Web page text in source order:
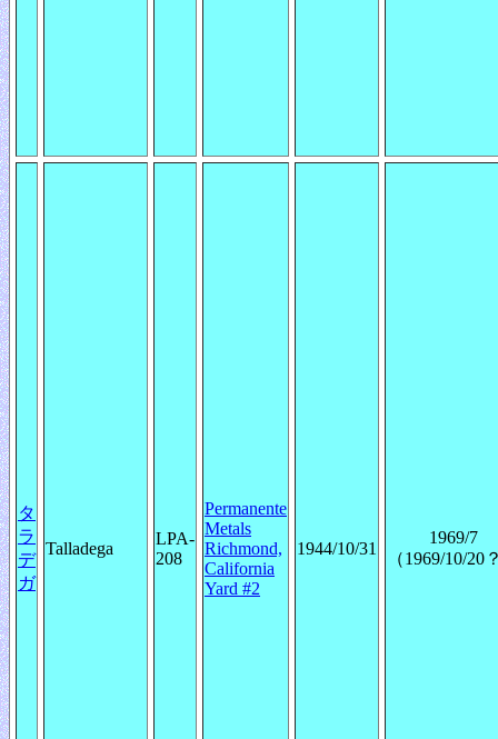
タ
ラ
デ
ガ
Talladega
LPA-
208
Permanente
Metals
Richmond,
California
Yard #2
1944/10/31
1969/7
（1969/10/20